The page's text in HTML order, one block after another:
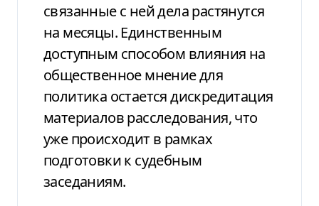
связанные с ней дела растянутся
на месяцы. Единственным
доступным способом влияния на
общественное мнение для
политика остается дискредитация
материалов расследования, что
уже происходит в рамках
подготовки к судебным
заседаниям.